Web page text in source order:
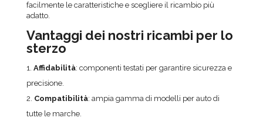
facilmente le caratteristiche e scegliere il ricambio più
adatto.
Vantaggi dei nostri ricambi per lo
sterzo
Affidabilità: componenti testati per garantire sicurezza e
precisione.
Compatibilità: ampia gamma di modelli per auto di
tutte le marche.